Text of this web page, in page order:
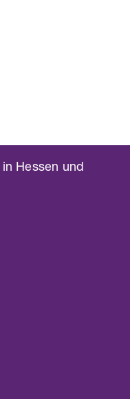
Hessen und